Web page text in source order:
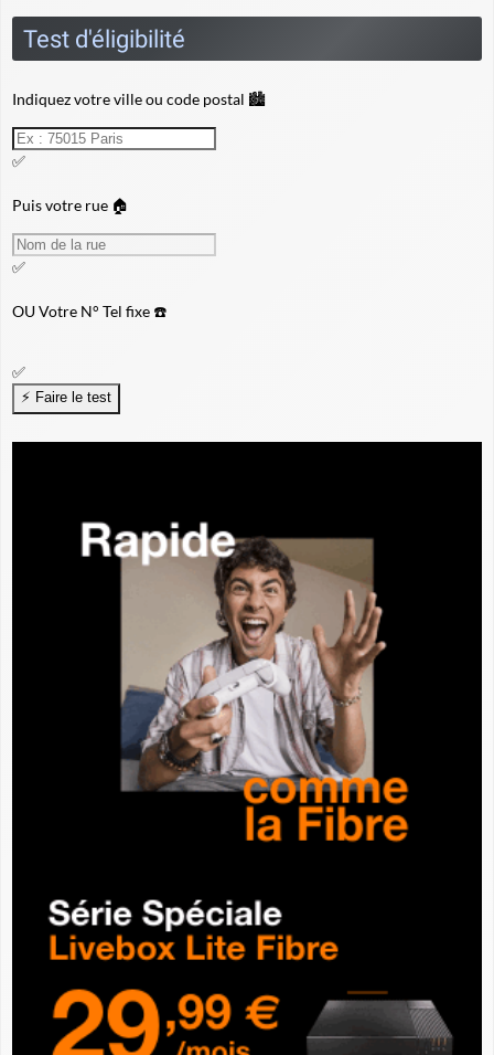
Test d'éligibilité
Indiquez votre ville ou code postal 🏙️
✅
Puis votre rue 🏠
✅
OUVotre N° Tel fixe ☎️
✅